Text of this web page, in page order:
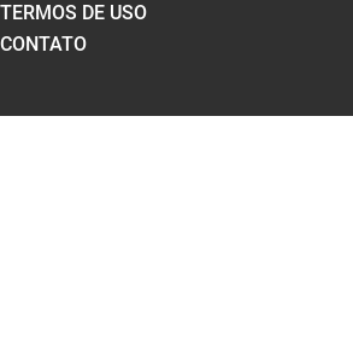
TERMOS DE USO
CONTATO